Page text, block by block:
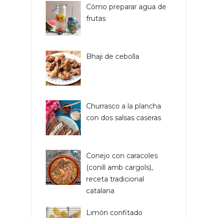
Cómo preparar agua de
frutas
Bhaji de cebolla
Churrasco a la plancha
con dos salsas caseras
Conejo con caracoles
(conill amb cargols),
receta tradicional
catalana
Limón confitado